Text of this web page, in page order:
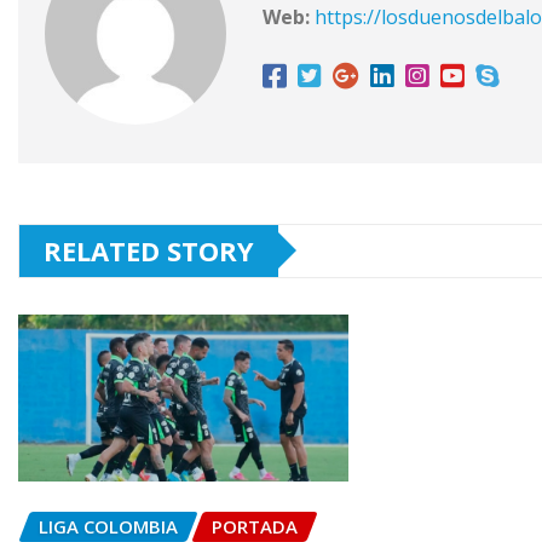
Web: https://
RELATED STORY
LIGA COLOMBIA PORTADA